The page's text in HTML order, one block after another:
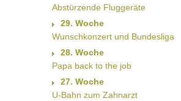
Abstürzende Fluggeräte
29. Woche
Wunschkonzert und Bundesliga
28. Woche
Papa back to the job
27. Woche
U-Bahn zum Zahnarzt